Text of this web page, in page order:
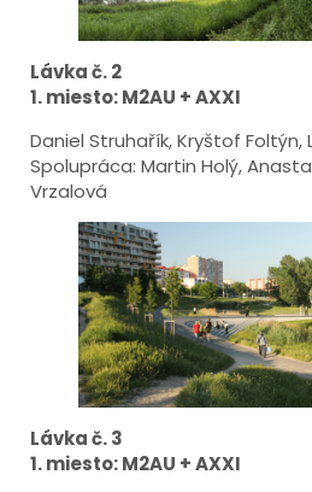
Lávka č. 2
1. miesto: M2AU + AXXI
Daniel Struhařík, Kryštof Foltýn,
Spolupráca: Martin Holý,
Vrzalová
Lávka č. 3
1. miesto: M2AU + AXXI